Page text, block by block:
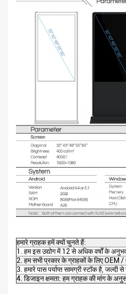
हमारे ग्राहक हमें क्यों चुनते हैं:
1. हम इस उद्योग में 12 से अधिक वर्षों के
2. हम सभी प्रकार के ग्राहकों के लिए OEM
3. हमारे पास पर्याप्त सामग्री स्टॉक है,
4. डिजाइन क्षमता: हम ग्राहक की मांग के